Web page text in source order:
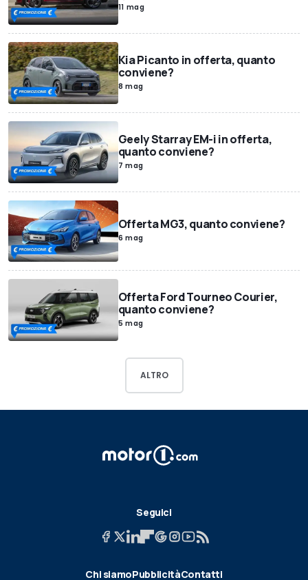
11 mag
Kia Picanto in offerta, quanto
conviene?
8 mag
Geely Starray EM-i in offerta,
quanto conviene?
7 mag
Offerta MG3, quanto conviene?
6 mag
Offerta Ford Tourneo Courier,
quanto conviene?
5 mag
ALTRO
Seguici
Chi siamoPubblicitàContatti